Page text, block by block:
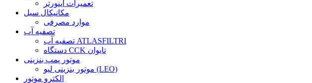
تعمیرات اینورتر
مکانیکال سیل
موارد مصرفی
تصفیه آب
تصفیه آب ATLASFILTRI
دستگاه CCK تایوان
موتور پمپ بنزینی
موتور بنزینی لیو (LEO)
الکترو موتور